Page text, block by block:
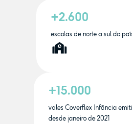
+2.600
escolas de norte a sul do
+15.000
vales Coverflex Infância
desde janeiro de 2021